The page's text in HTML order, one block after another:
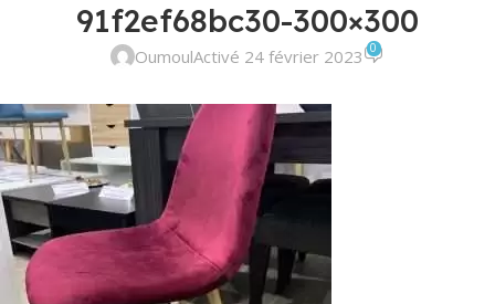
91f2ef68bc30-300×300
OumoulActivé 24 février 2023 0